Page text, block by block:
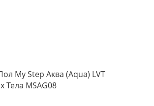
My Step Аква (Aqua) LVT
MSAG08